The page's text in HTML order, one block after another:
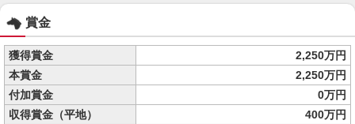
賞金
獲得賞金
2,250万円
本賞金
2,250万円
付加賞金
0万円
収得賞金（平地）
400万円